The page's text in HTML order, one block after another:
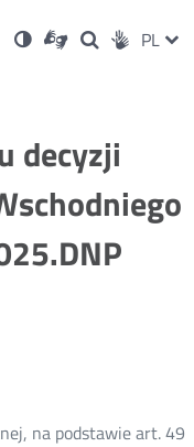
Ustawienia
Wersja
kontrastowa
Dla
niesłyszących
OtwórzOtwórz
w
Otwórz
w
Social PL
decyzji
na podstawie art. 49